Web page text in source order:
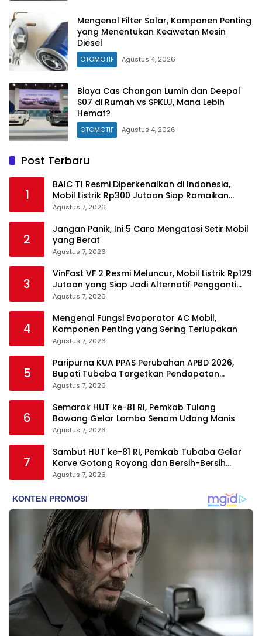
Mengenal Filter Solar, Komponen Penting
yang Menentukan Keawetan Mesin
Diesel
OTOMOTIF Agustus 4, 2026
Biaya Cas Changan Lumin dan Deepal
S07 di Rumah vs SPKLU, Mana Lebih
Hemat?
OTOMOTIF Agustus 4, 2026
Post Terbaru
1
BAIC T1 Resmi Diperkenalkan di Indonesia,
Mobil Listrik Rp300 Jutaan Siap Ramaikan
Pasar EV
Agustus 7, 2026
2
Jangan Panik, Ini 5 Cara Mengatasi Setir Mobil
yang Berat
Agustus 7, 2026
3
VinFast VF 2 Resmi Meluncur, Mobil Listrik Rp129
Jutaan yang Siap Jadi Alternatif Pengganti
Motor
Agustus 7, 2026
4
Mengenal Fungsi Evaporator AC Mobil,
Komponen Penting yang Sering Terlupakan
Agustus 7, 2026
5
Paripurna KUA PPAS Perubahan APBD 2026,
Bupati Tubaba Targetkan Pendapatan
Daerah Rp820,3 Miliar
Agustus 7, 2026
6
Semarak HUT ke-81 RI, Pemkab Tulang
Bawang Gelar Lomba Senam Udang Manis
Agustus 7, 2026
7
Sambut HUT ke-81 RI, Pemkab Tubaba Gelar
Korve Gotong Royong dan Bersih-Bersih
Serentak
Agustus 7, 2026